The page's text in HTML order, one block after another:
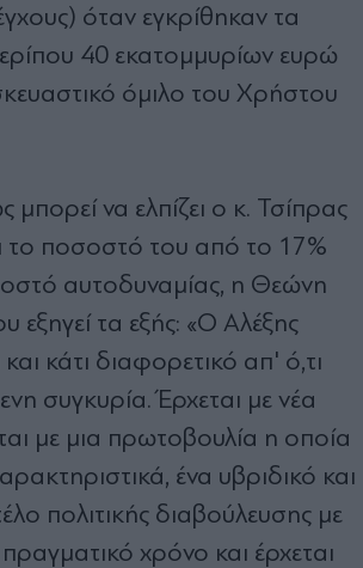
όταν εγκρίθηκαν τα
40 εκατομμυρίων ευρώ
όμιλο του Χρήστου
να ελπίζει ο κ. Τσίπρας
το ποσοστό του από το 17%
αυτοδυναμίας, η Θεώνη
εξηγεί τα εξής: «Ο Αλέξης
και κάτι διαφορετικό απ' ό,τι
συγκυρία. Έρχεται με νέα
με μια πρωτοβουλία η οποία
ένα υβριδικό και
πολιτικής διαβούλευσης με
χρόνο και έρχεται